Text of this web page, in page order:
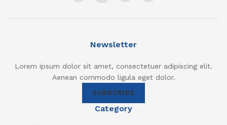
Newsletter
Lorem ipsum dolor sit amet, consectetuer adipiscing elit.
Aenean commodo ligula eget dolor.
SUBSCRIBE
Category